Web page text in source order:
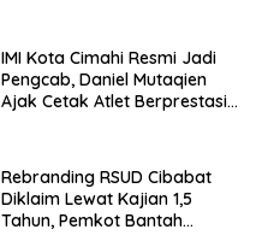
IMI Kota Cimahi Resmi Jadi
Pengcab, Daniel Mutaqien
Ajak Cetak Atlet Berprestasi
Rebranding RSUD Cibabat
Diklaim Lewat Kajian 1,5
Tahun, Pemkot Bantah